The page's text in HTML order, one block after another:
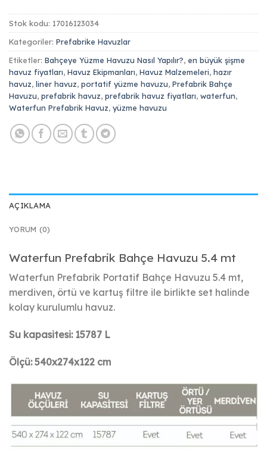
Stok kodu: 17016123034
Kategoriler: Prefabrike Havuzlar
Etiketler: Bahçeye Yüzme Havuzu Nasıl Yapılır?, en büyük şişme
havuz fiyatları, Havuz Ekipmanları, Havuz Malzemeleri, hazır
havuz, liner havuz, portatif yüzme havuzu, Prefabrik Bahçe
Havuzu, prefabrik havuz, prefabrik havuz fiyatları, waterfun,
Waterfun Prefabrik Havuz, yüzme havuzu
AÇIKLAMA
YORUM (0)
Waterfun Prefabrik Bahçe Havuzu 5.4 mt
Waterfun Prefabrik Portatif Bahçe Havuzu 5.4 mt,
merdiven, örtü ve kartuş filtre ile birlikte set halinde
kolay kurulumlu havuz.
Su kapasitesi: 15787 L
Ölçü: 540x274x122 cm